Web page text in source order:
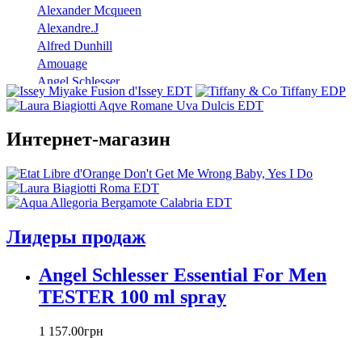
Alexander Mcqueen
Alexandre.J
Alfred Dunhill
Amouage
Angel Schlesser
Anna Sui
Annayake
Annick Goutal
Antonio Banderas
Aramis
Armaf
Armand Basi
Azzaro
Baldinini
Banana Republic
Betty Barclay
Интернет-магазин
Лидеры продаж
Angel Schlesser Essential For Men
TESTER 100 ml spray
1 157.00грн